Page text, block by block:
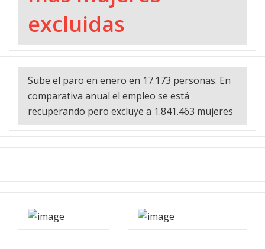
excluidas
Sube el paro en enero en 17.173 personas. En
comparativa anual el empleo se está
recuperando pero excluye a 1.841.463 mujeres